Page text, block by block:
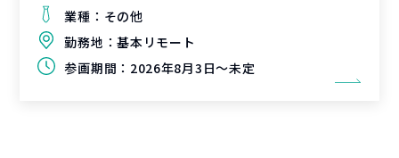
業種： その他
勤務地：基本リモート
参画期間： 2026年8月3日～未定